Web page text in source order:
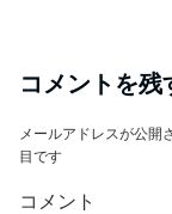
コメントを残
メールアドレスが公開
目です
コメント